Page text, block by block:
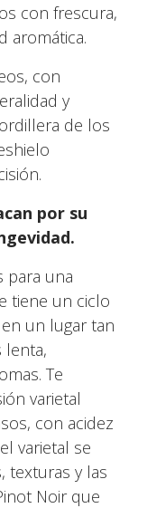
con frescura,
aromática.
con
y
de los
por su
para una
tiene un ciclo
un lugar tan
lenta,
Te
varietal
con acidez
varietal se
texturas y las
Noir que